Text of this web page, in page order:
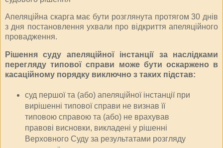
Апеляційна скарга має бути розглянута протягом 30 днів
з дня постановлення ухвали про відкриття апеляційного
провадження.
Рішення суду апеляційної інстанції за наслідками
перегляду типової справи може бути оскаржено в
касаційному порядку виключно з таких підстав:
суд першої та (або) апеляційної інстанції при
вирішенні типової справи не визнав її
типовою справою та (або) не врахував
правові висновки, викладені у рішенні
Верховного Суду за результатами розгляду